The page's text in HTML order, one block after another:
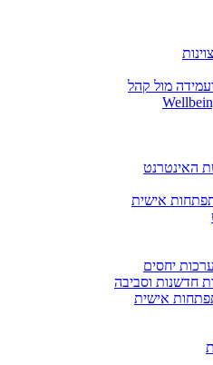
מול קהל
האינטרנט
אישית
יחסים
חדשנות וסביבה
אישית